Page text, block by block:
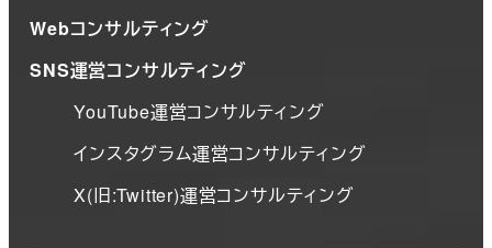
Webコンサルティング
SNS運営コンサルティング
YouTube運営コンサルティング
インスタグラム運営コンサルティング
X(旧:Twitter)運営コンサルティング